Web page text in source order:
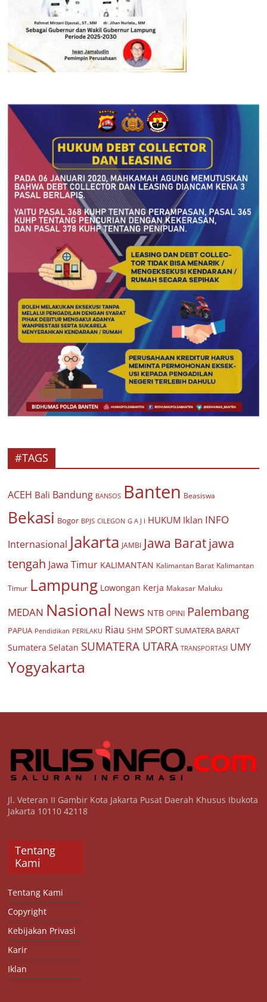
#TAGS
ACEH Bali Bandung BANSOS Banten Beasiswa
Bekasi Bogor BPJS CILEGON G A J I HUKUM Iklan INFO
Internasional Jakarta JAMBI Jawa Baratjawa
tengah Jawa Timur KALIMANTAN Kalimantan Barat Kalimantan
Timur Lampung Lowongan Kerja Makasar Maluku
MEDAN Nasional News NTB OPINI Palembang
PAPUA Pendidikan PERILAKU Riau SHM SPORT SUMATERA BARAT
Sumatera Selatan SUMATERA UTARA TRANSPORTASI UMY
Yogyakarta
Jl. Veteran II Gambir Kota Jakarta Pusat Daerah Khusus Ibukota
Jakarta 10110 42118
Tentang
Kami
Tentang Kami
Copyright
Kebijakan Privasi
Karir
Iklan